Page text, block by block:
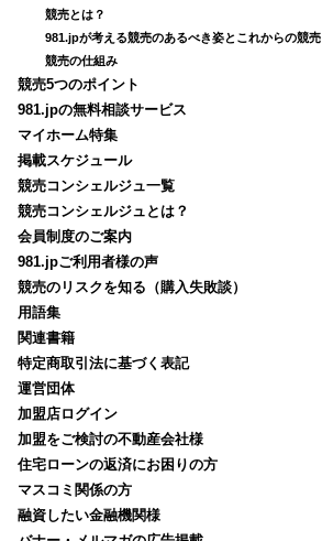
競売とは？
981.jpが考える競売のあるべき姿とこれからの競売
競売の仕組み
競売5つのポイント
981.jpの無料相談サービス
マイホーム特集
掲載スケジュール
競売コンシェルジュ一覧
競売コンシェルジュとは？
会員制度のご案内
981.jpご利用者様の声
競売のリスクを知る（購入失敗談）
用語集
関連書籍
特定商取引法に基づく表記
運営団体
加盟店ログイン
加盟をご検討の不動産会社様
住宅ローンの返済にお困りの方
マスコミ関係の方
融資したい金融機関様